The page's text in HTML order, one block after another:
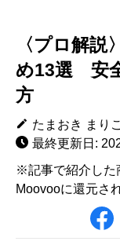
〈プロ解
め13選 安
方
たまおき まり
最終更新日:
※記事で紹介した
Moovooに還元さ